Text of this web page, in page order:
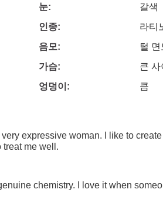
눈:
갈색
인종:
라티
음모:
털
가슴:
큰 사
엉덩이:
큼
expressive woman. I like to
me well.
chemistry. I love it when